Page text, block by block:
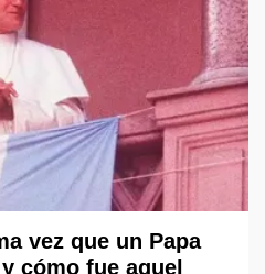
vez que un Papa
cómo fue aquel